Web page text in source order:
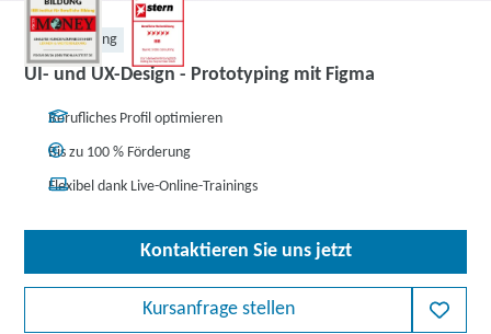
Weiterbildung
UI- und UX-Design - Prototyping mit Figma
Berufliches Profil optimieren
Bis zu 100 % Förderung
Flexibel dank Live-Online-Trainings
Kontaktieren Sie uns jetzt
Kursanfrage stellen